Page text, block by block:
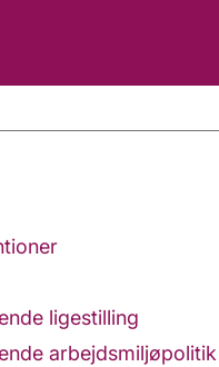
ligestilling